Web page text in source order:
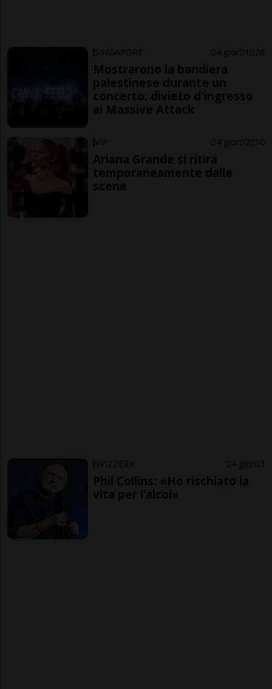
SINGAPORE 4 gior 1 28
Mostrarono la bandiera
palestinese durante un
concerto: divieto d'ingresso
ai Massive Attack
VIP 4 gior 2 10
Ariana Grande si ritira
temporaneamente dalle
scene
SVIZZERA 4 gior 3
Phil Collins: «Ho rischiato la
vita per l’alcol»